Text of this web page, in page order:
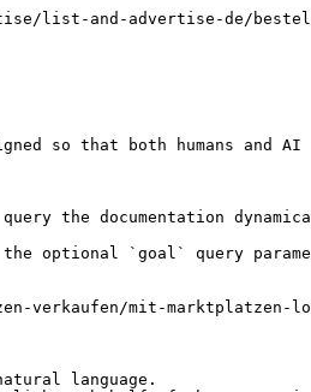
list-and-advertise-de/
so that both humans and
the documentation
the optional `goal` query
verkaufen/mit-marktplatzen-
language.